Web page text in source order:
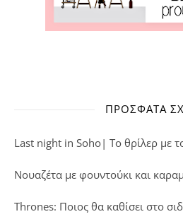
ΠΡΌΣΦΑΤΑ
Last night in Soho| Το θρίλερ με
Νουαζέτα με φουντούκι και
Thrones: Ποιος θα καθίσει στο